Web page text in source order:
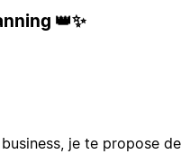
👑✨
je te propose